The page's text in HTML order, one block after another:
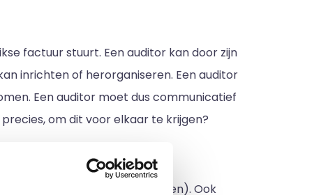
factuur stuurt. Een auditor kan door zijn
inrichten of herorganiseren. Een auditor
Een auditor moet dus communicatief
om dit voor elkaar te krijgen?
gemaakt (op diverse gebieden). Ook